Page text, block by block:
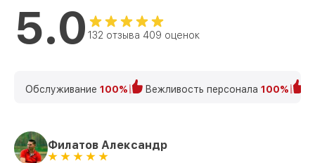
5.0 132 отзыва 409 оценок
Обслуживание 100% Вежливость персонала 100%
Филатов Александр